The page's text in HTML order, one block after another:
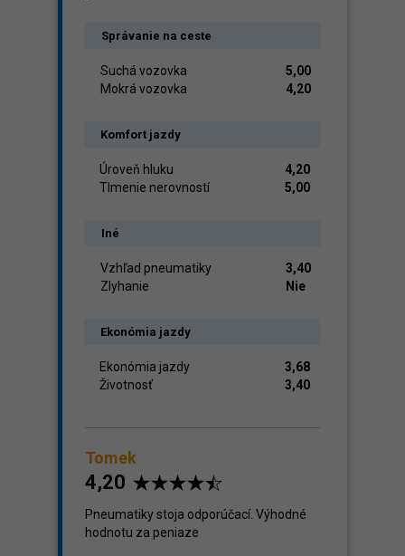
Správanie na ceste
Suchá vozovka
5,00
Mokrá vozovka
4,20
Komfort jazdy
Úroveň hluku
4,20
Tlmenie nerovností
5,00
Iné
Vzhľad pneumatiky
3,40
Zlyhanie
Nie
Ekonómia jazdy
Ekonómia jazdy
3,68
Životnosť
3,40
Tomek
4,20
Pneumatiky stoja odporúčací. Výhodné
hodnotu za peniaze